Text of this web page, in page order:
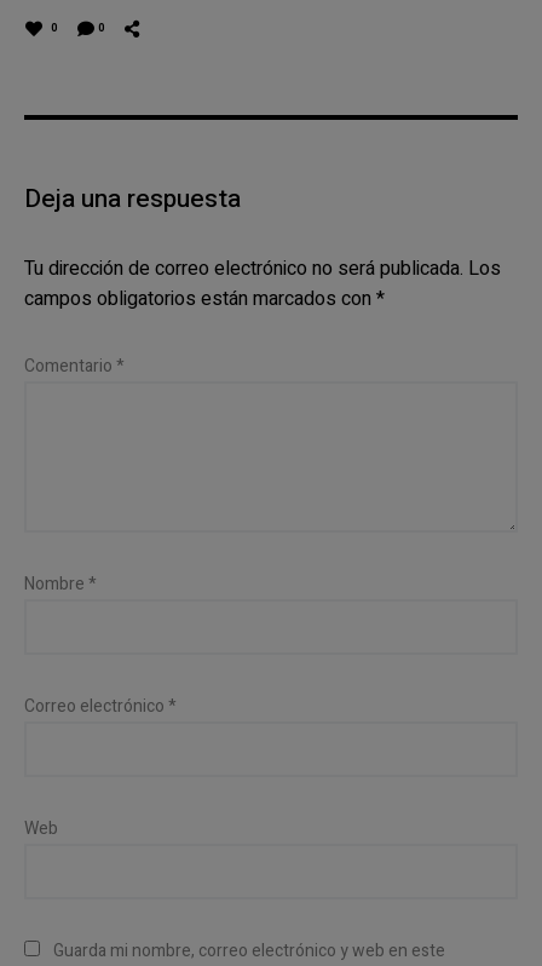
0 0
Deja una respuesta
Tu dirección de correo electrónico no será publicada. Los
campos obligatorios están marcados con *
Comentario*
Nombre*
Correo electrónico*
Web
Guarda mi nombre, correo electrónico y web en este